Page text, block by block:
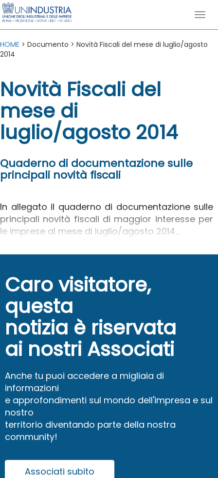
HOME > Documento > Novità Fiscali del mese di luglio/agosto
2014
Novità Fiscali del
mese di
luglio/agosto 2014
Quaderno di documentazione sulle
principali novità fiscali
In allegato il quaderno di documentazione sulle
principali novità fiscali di maggior interesse per
le imprese al mese di luglio/agosto 2014...
Caro visitatore,
questa
notizia è riservata
ai nostri Associati
Anche tu puoi accedere a migliaia di
informazioni
e approfondimenti sul mondo dell'impresa e sul
nostro
territorio diventando parte della nostra
community!
Associati subito